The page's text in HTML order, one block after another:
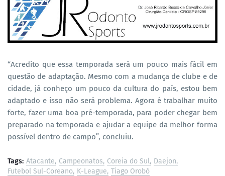
“Acredito que essa temporada será um pouco mais fácil em
questão de adaptação. Mesmo com a mudança de clube e de
cidade, já conheço um pouco da cultura do país, estou bem
adaptado e isso não será problema. Agora é trabalhar muito
forte, fazer uma boa pré-temporada, para poder chegar bem
preparado na temporada e ajudar a equipe da melhor forma
possível dentro de campo”, concluiu.
Tags: Atacante Campeonatos Coreia do Sul Daejon
Futebol Sul-Coreano K-League Tiago Orobó